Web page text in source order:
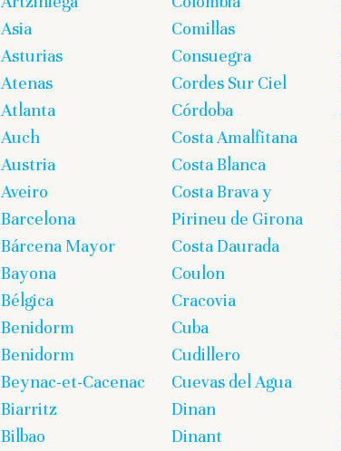
Asia
Asturias
Atenas
Atlanta
Auch
Austria
Aveiro
Barcelona
Bárcena Mayor
Bayona
Bélgica
Benidorm
Benidorm
Beynac-et-Cacenac
Biarritz
Bilbao
Comillas
Consuegra
Cordes Sur Ciel
Córdoba
Costa Amalfitana
Costa Blanca
Costa Brava y
Pirineu de Girona
Costa Daurada
Coulon
Cracovia
Cuba
Cudillero
Cuevas del Agua
Dinan
Dinant